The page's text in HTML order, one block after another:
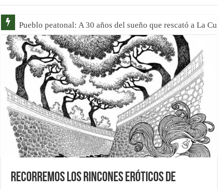
Previaje en La Rioja: Multiplicá tu presupuesto y viví
Recorremos los rincones eróticos de